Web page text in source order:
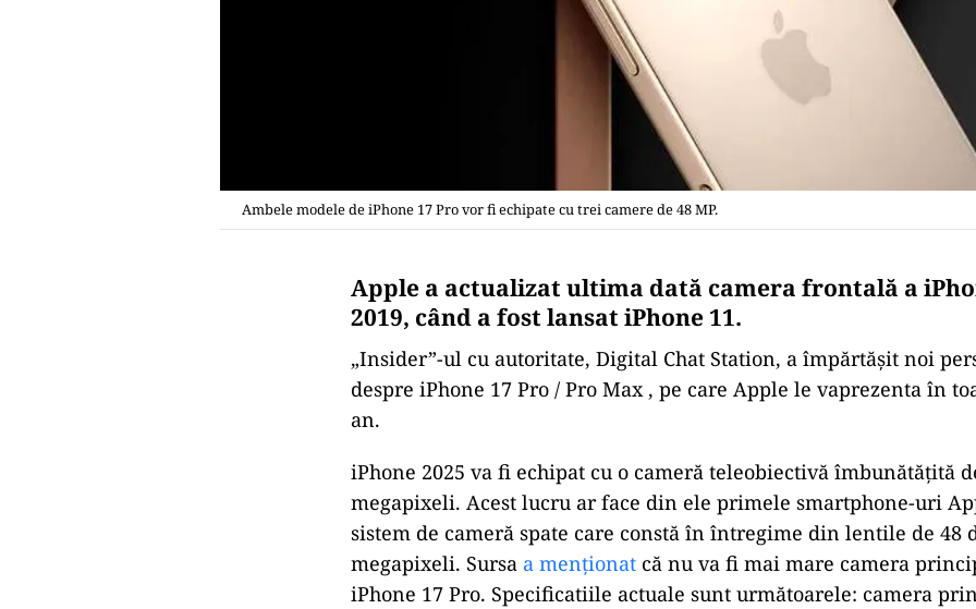
Ambele modele de iPhone 17 Pro vor fi echipate cu trei camere de 48 MP.
Apple a actualizat ultima dată camera frontală a
2019, când a fost lansat iPhone 11.
„Insider”-ul cu autoritate, Digital Chat Station, a împărtășit noi
despre iPhone 17 Pro / Pro Max , pe care Apple le vaprezenta în
an.
iPhone 2025 va fi echipat cu o cameră teleobiectivă îmbunătățită
megapixeli. Acest lucru ar face din ele primele smartphone-uri
sistem de cameră spate care constă în întregime din lentile de 48
megapixeli. Sursa a menționat că nu va fi mai mare camera
iPhone 17 Pro. Specificatiile actuale sunt următoarele: camera